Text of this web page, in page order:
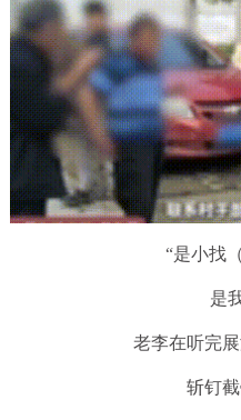
“是小找
是
老李在听完
斩钉